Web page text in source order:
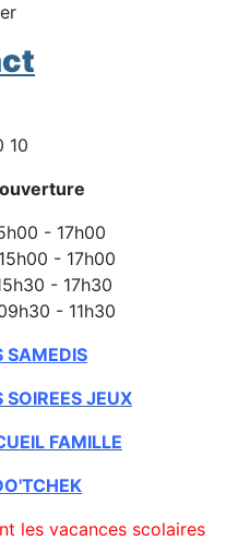
10
- 17h00
- 17h00
- 17h30
- 11h30
SAMEDIS
SOIREES JEUX
FAMILLE
les vacances scolaires